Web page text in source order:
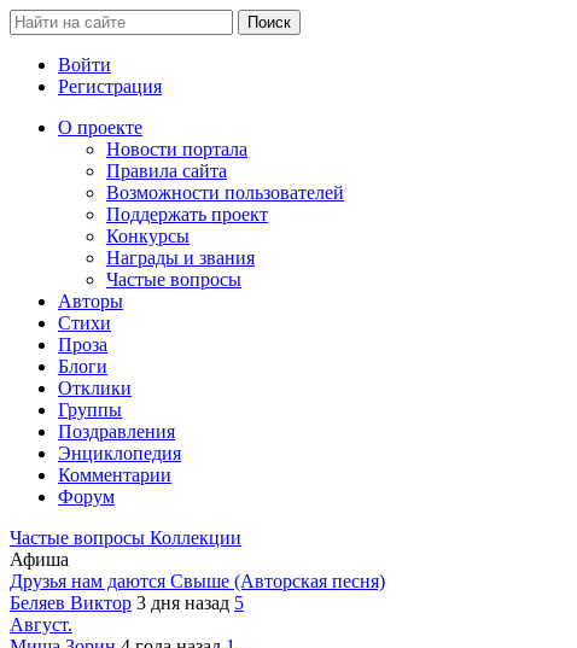
Войти
Регистрация
О проекте
Новости портала
Правила сайта
Возможности пользователей
Поддержать проект
Конкурсы
Награды и звания
Частые вопросы
Авторы
Стихи
Проза
Блоги
Отклики
Группы
Поздравления
Энциклопедия
Комментарии
Форум
Частые вопросы Коллекции
Афиша
Друзья нам даются Свыше (Авторская песня)
Беляев Виктор 3 дня назад 5
Август.